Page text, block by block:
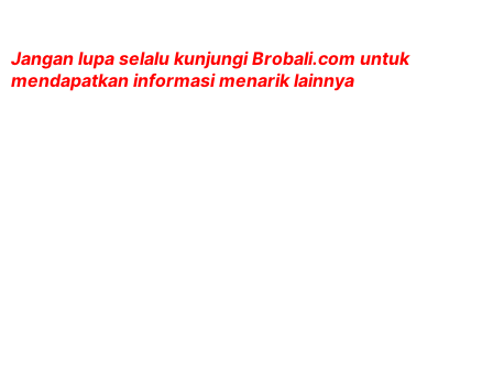
Jangan lupa selalu kunjungi Brobali.com untuk
mendapatkan informasi menarik lainnya